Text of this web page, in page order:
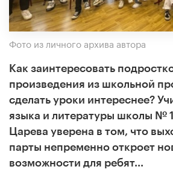
Фото из личного архива автора
Как заинтересовать
произведения из школьной
сделать уроки интереснее?
языка и литературы школы №
Царева уверена в том, что в
парты непременно откроет
возможности для ребят...